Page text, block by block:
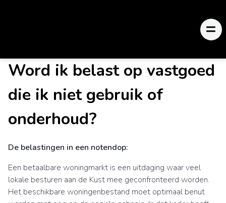
Word ik belast op vastgoed
die ik niet gebruik of
onderhoud?
De belastingen in een notendop:
Een betaalbare woningmarkt is een uitdaging waar veel
lokale besturen aan de Kust mee geconfronteerd worden.
Het beschikbare woningenbestand moet optimaal benut